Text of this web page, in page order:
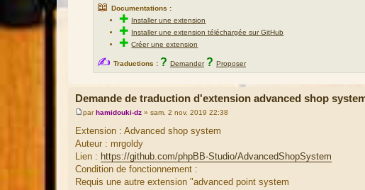
📖 Documentations :
✚ Installer une extension
✚ Installer une extension téléchargée sur GitHub
✚Créer une extension
✍ Traductions : ? Demander ? Proposer
Demande de traduction d'extension advanced shop
M
s
s
g
e
parhamidouki-dz » sam. 2 nov. 2019 22:38
Extension : Advanced shop system
Auteur : mrgoldy
Lien : https://github.com/phpBB-Studio/AdvancedShopSystem
Condition de fonctionnement :
Requis une autre extension "advanced point system